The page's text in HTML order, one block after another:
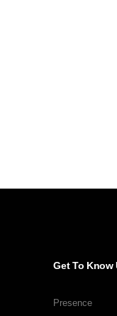
Get To Know
Presence